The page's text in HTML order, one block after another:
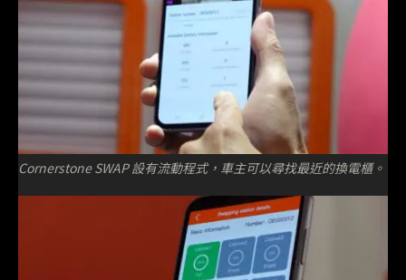
Cornerstone SWAP 設有流動程式，車主可以尋找最近的換電櫃。